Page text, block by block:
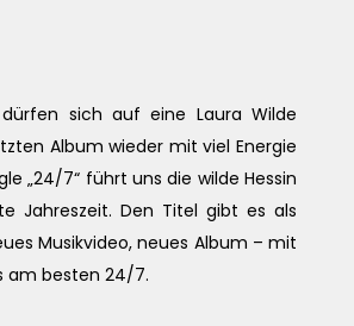
sich auf eine Laura Wilde
Album wieder mit viel Energie
„24/7“ führt uns die wilde Hessin
Jahreszeit. Den Titel gibt es als
Musikvideo, neues Album – mit
am besten 24/7.